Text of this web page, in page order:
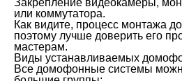
или коммутатора.
Как видите, процесс монтажа
поэтому лучше доверить его
мастерам.
Виды устанавливаемых
Все домофонные системы